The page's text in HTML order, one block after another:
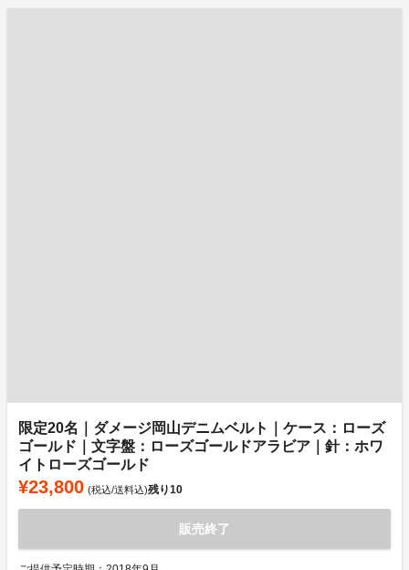
限定20名｜ダメージ岡山デニムベルト｜ケース：ローズ
ゴールド｜文字盤：ローズゴールドアラビア｜針：ホワ
イトローズゴールド
¥23,800 (税込/送料込)残り10
販売終了